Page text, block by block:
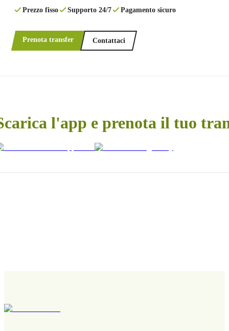
Prezzo fisso Supporto 24/7 Pagamento sicuro
Prenota transfer Contattaci
l'app e prenota il tuo